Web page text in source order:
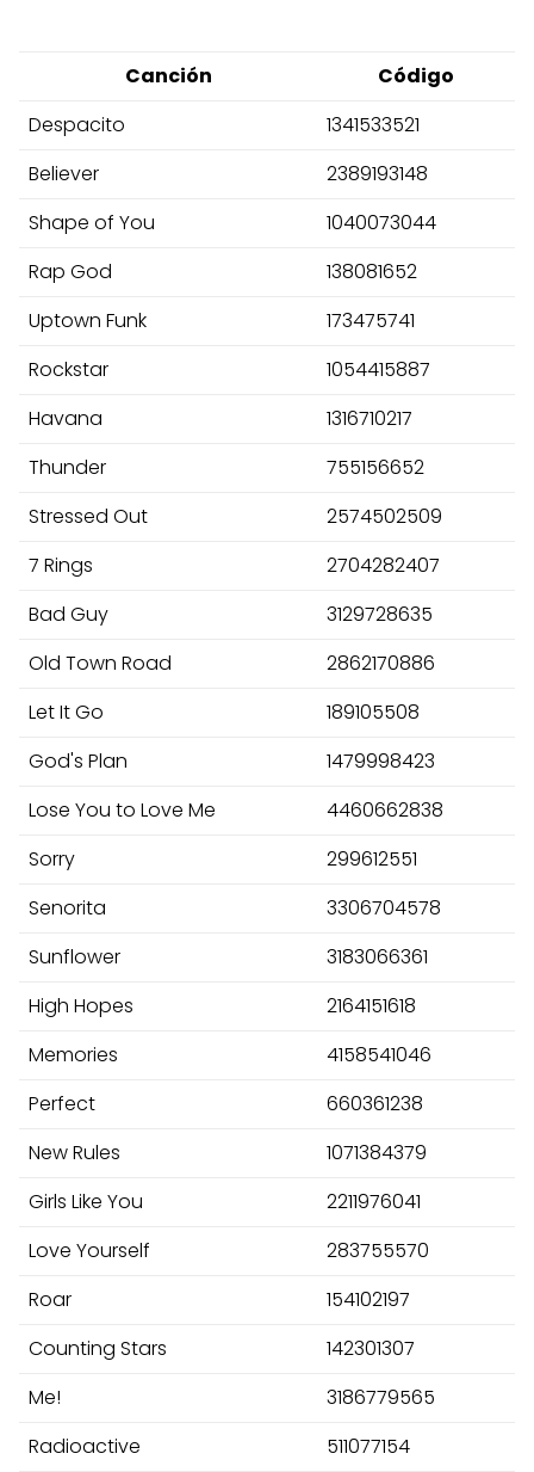
Canción
Código
Despacito
1341533521
Believer
2389193148
Shape of You
1040073044
Rap God
138081652
Uptown Funk
173475741
Rockstar
1054415887
Havana
1316710217
Thunder
755156652
Stressed Out
2574502509
7 Rings
2704282407
Bad Guy
3129728635
Old Town Road
2862170886
Let It Go
189105508
God's Plan
1479998423
Lose You to Love Me
4460662838
Sorry
299612551
Senorita
3306704578
Sunflower
3183066361
High Hopes
2164151618
Memories
4158541046
Perfect
660361238
New Rules
1071384379
Girls Like You
2211976041
Love Yourself
283755570
Roar
154102197
Counting Stars
142301307
Me!
3186779565
Radioactive
511077154